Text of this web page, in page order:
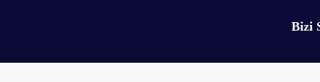
Ürün bilgilerinde hatalar bulunuyor.
Bizi